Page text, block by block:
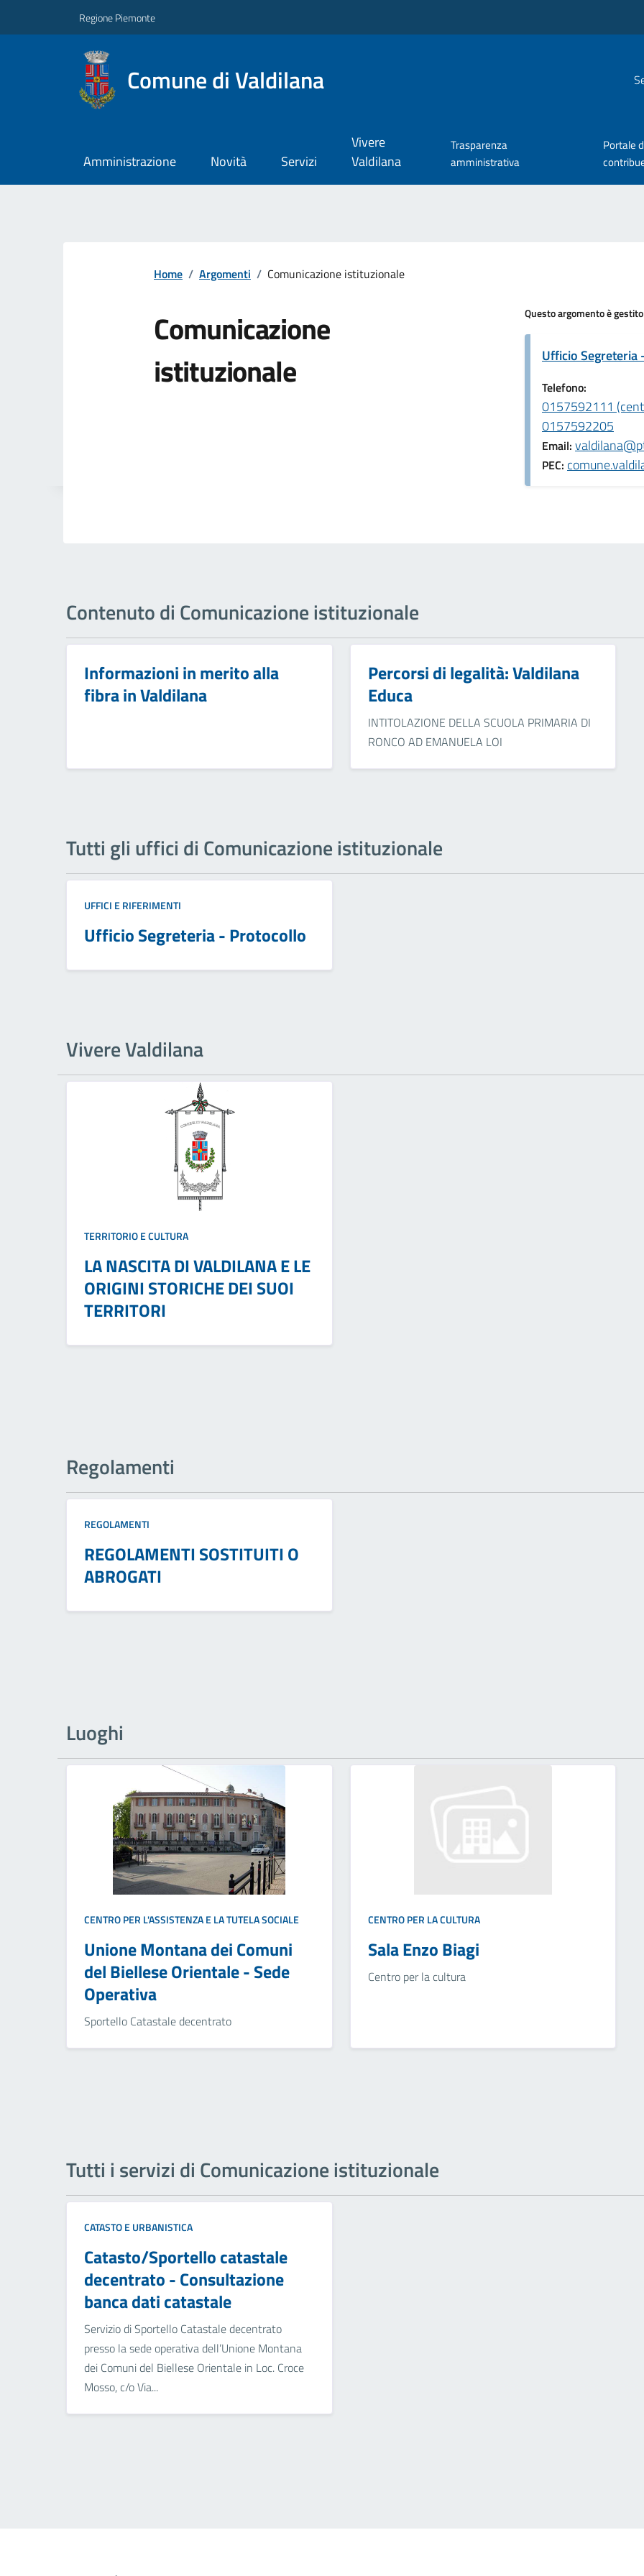
Regione Piemonte
Comune di Valdilana
Amministrazione Novità Servizi
Vivere
Valdilana
Trasparenza
amministrativa
Portale
Home / Argomenti / Comunicazione istituzionale
Comunicazione
istituzionale
Questo argomento è
Ufficio
Telefono:
0157592111
0157592205
Email:
PEC:
Contenuto di Comunicazione istituzionale
Informazioni in merito alla
fibra in Valdilana
Percorsi di legalità: Valdilana
Educa
INTITOLAZIONE DELLA SCUOLA PRIMARIA DI
RONCO AD EMANUELA LOI
Tutti gli uffici di Comunicazione istituzionale
UFFICI E RIFERIMENTI
Ufficio Segreteria - Protocollo
Vivere Valdilana
TERRITORIO E CULTURA
LA NASCITA DI VALDILANA E LE
ORIGINI STORICHE DEI SUOI
TERRITORI
Regolamenti
REGOLAMENTI
REGOLAMENTI SOSTITUITI O
ABROGATI
Luoghi
CENTRO PER L'ASSISTENZA E LA TUTELA SOCIALE
Unione Montana dei Comuni
del Biellese Orientale - Sede
Operativa
Sportello Catastale decentrato
CENTRO PER LA CULTURA
Sala Enzo Biagi
Centro per la cultura
Tutti i servizi di Comunicazione istituzionale
CATASTO E URBANISTICA
Catasto/Sportello catastale
decentrato - Consultazione
banca dati catastale
Servizio di Sportello Catastale decentrato
presso la sede operativa dell’Unione Montana
dei Comuni del Biellese Orientale in Loc. Croce
Mosso, c/o Via...